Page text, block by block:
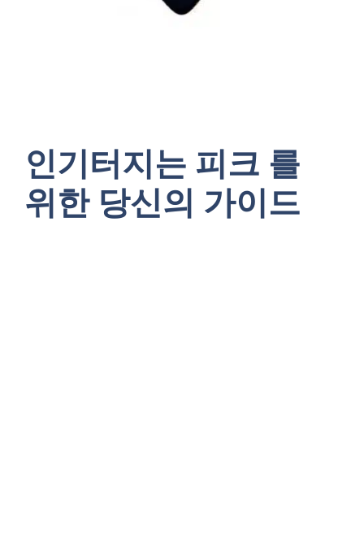
인기터지는 피크 를
위한 당신의 가이드